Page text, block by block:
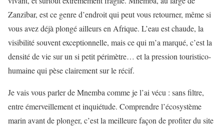
Zanzibar, est ce genre d’endroit qui peut vous retourner, même si
vous avez déjà plongé ailleurs en Afrique. L’eau est chaude, la
visibilité souvent exceptionnelle, mais ce qui m’a marqué, c’est la
densité de vie sur un si petit périmètre… et la pression touristico-
humaine qui pèse clairement sur le récif.
Je vais vous parler de Mnemba comme je l’ai vécu : sans filtre,
entre émerveillement et inquiétude. Comprendre l’écosystème
marin avant de plonger, c’est la meilleure façon de profiter du site